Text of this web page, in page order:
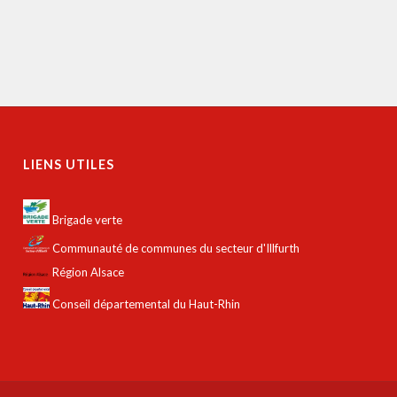
LIENS UTILES
Brigade verte
Communauté de communes du secteur d'Illfurth
Région Alsace
Conseil départemental du Haut-Rhin